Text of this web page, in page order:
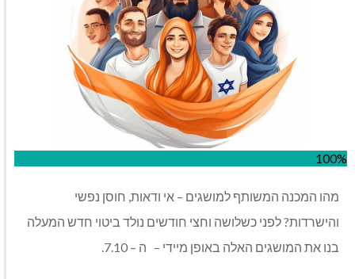
100%
מהו המכנה המשותף למושגים – אי ודאות, חוסן נפשי
והישרדות? לפני כשלושה וחצי חודשים נולד ביטוי חדש המעלה
בנו את המושגים האלה באופן מיידי – ה – 7.10.